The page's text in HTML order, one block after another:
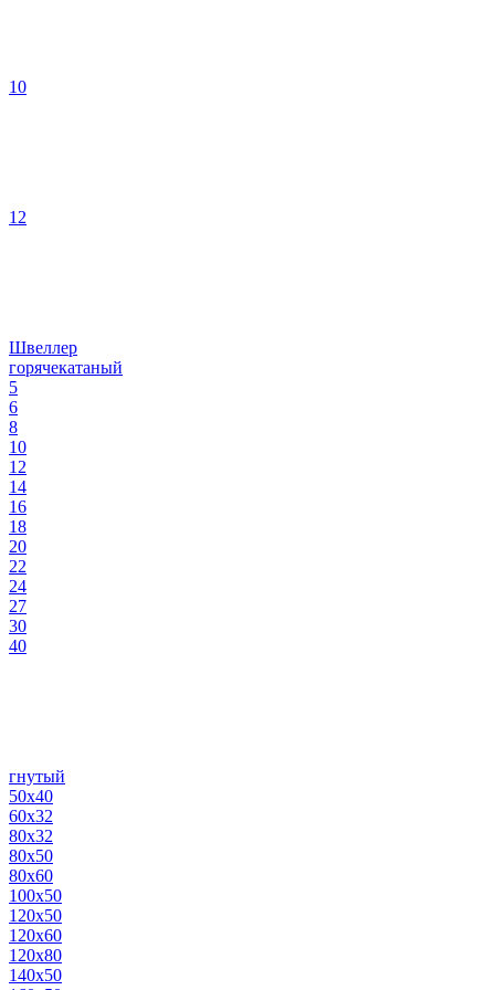
10
12
Швеллер
горячекатаный
5
6
8
10
12
14
16
18
20
22
24
27
30
40
гнутый
50х40
60х32
80х32
80х50
80х60
100х50
120х50
120х60
120х80
140х50